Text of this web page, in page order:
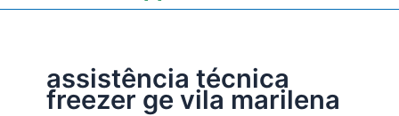
assistência técnica
freezer ge vila marilena